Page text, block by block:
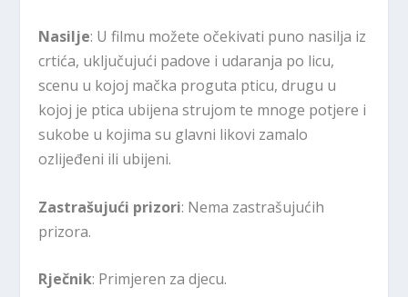
Nasilje: U filmu možete očekivati puno nasilja iz
crtića, uključujući padove i udaranja po licu,
scenu u kojoj mačka proguta pticu, drugu u
kojoj je ptica ubijena strujom te mnoge potjere i
sukobe u kojima su glavni likovi zamalo
ozlijeđeni ili ubijeni.
Zastrašujući prizori: Nema zastrašujućih
prizora.
Rječnik: Primjeren za djecu.